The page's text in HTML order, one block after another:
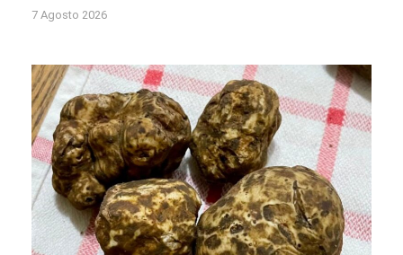
7 Agosto 2026